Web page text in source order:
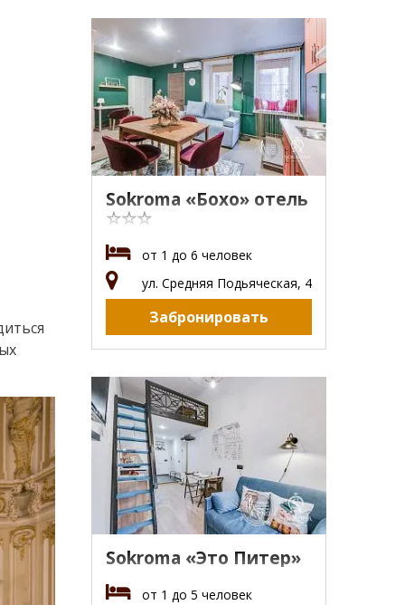
Sokroma «Бохо» отель
☆☆☆
от 1 до 6 человек
ул. Средняя Подьяческая, 4
Забронировать
Sokroma «Это Питер»
от 1 до 5 человек